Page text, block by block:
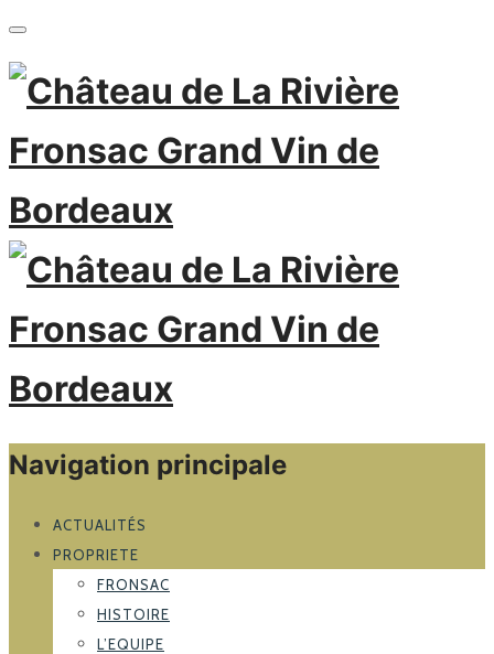
Navigation principale
ACTUALITÉS
PROPRIETE
FRONSAC
HISTOIRE
L’EQUIPE